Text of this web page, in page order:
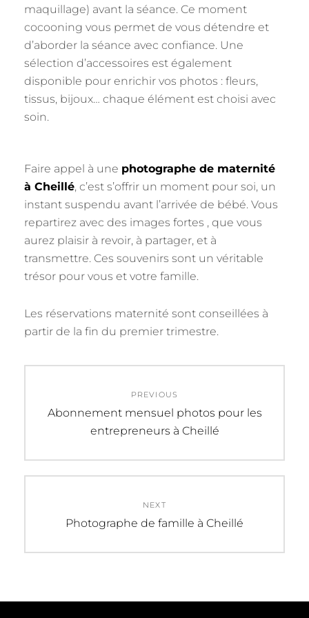
maquillage) avant la séance. Ce moment
cocooning vous permet de vous détendre et
d’aborder la séance avec confiance. Une
sélection d’accessoires est également
disponible pour enrichir vos photos : fleurs,
tissus, bijoux… chaque élément est choisi avec
soin.
Faire appel à une photographe de maternité
à Cheillé, c’est s’offrir un moment pour soi, un
instant suspendu avant l’arrivée de bébé. Vous
repartirez avec des images fortes , que vous
aurez plaisir à revoir, à partager, et à
transmettre. Ces souvenirs sont un véritable
trésor pour vous et votre famille.
Les réservations maternité sont conseillées à
partir de la fin du premier trimestre.
de
l’article
PREVIOUS
Previous
Abonnement mensuel photos pour les
entrepreneurs à Cheillé
NEXT
Next
Photographe de famille à Cheillé